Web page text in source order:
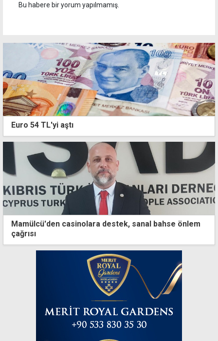
Bu habere bir yorum yapılmamış.
Euro 54 TL'yi aştı
Mamülcü'den casinolara destek, sanal bahse önlem
çağrısı